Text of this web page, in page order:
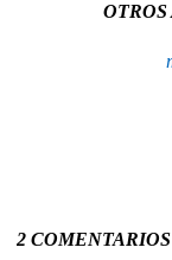
2 COMENTARIOS